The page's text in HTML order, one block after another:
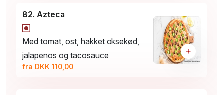
82. Azteca
Med tomat, ost, hakket oksekød,
jalapenos og tacosauce
fra DKK 110,00
+